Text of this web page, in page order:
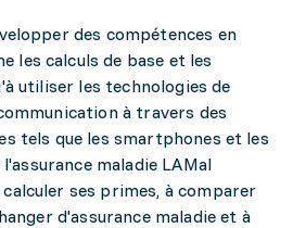
des compétences en
les calculs de base et les
utiliser les technologies de
à travers des
tels que les smartphones et les
maladie LAMal
ses primes, à comparer
d'assurance maladie et à